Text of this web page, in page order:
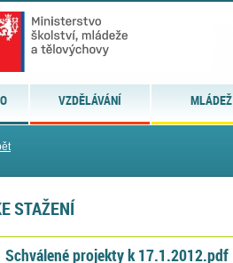
VZDĚLÁVÁNÍ MLÁDEŽ
STAŽENÍ
Schválené projekty k 17.1.2012.pdf